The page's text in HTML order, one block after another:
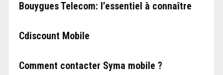
Bouygues Telecom: l’essentiel à connaître
Cdiscount Mobile
Comment contacter Syma mobile ?